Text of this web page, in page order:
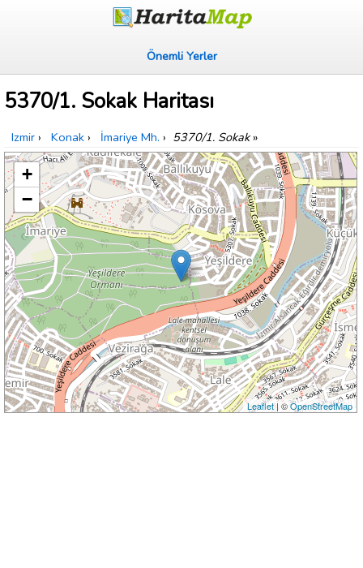
Önemli Yerler
5370/1. Sokak Haritası
Izmir › Konak › İmariye Mh. › 5370/1. Sokak»
+
−
Leaflet| ©OpenStreetMap